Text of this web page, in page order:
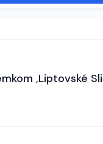
,Liptovské